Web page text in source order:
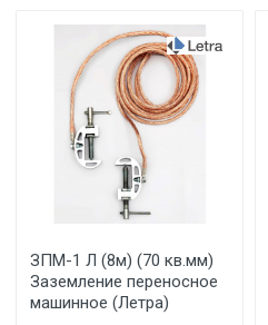
ЗПМ-1 Л (8м) (70 кв.мм)
Заземление переносное
машинное (Летра)